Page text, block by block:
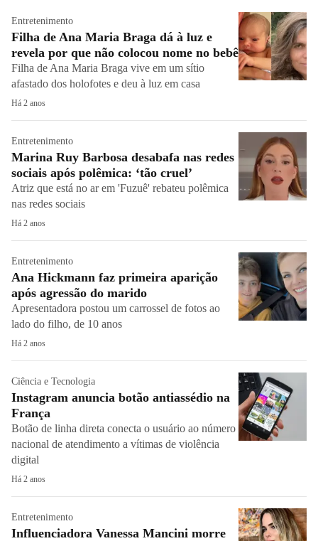
Entretenimento
Filha de Ana Maria Braga dá à luz e
revela por que não colocou nome no bebê
Filha de Ana Maria Braga vive em um sítio
afastado dos holofotes e deu à luz em casa
Há 2 anos
Entretenimento
Marina Ruy Barbosa desabafa nas redes
sociais após polêmica: ‘tão cruel’
Atriz que está no ar em 'Fuzuê' rebateu polêmica
nas redes sociais
Há 2 anos
Entretenimento
Ana Hickmann faz primeira aparição
após agressão do marido
Apresentadora postou um carrossel de fotos ao
lado do filho, de 10 anos
Há 2 anos
Ciência e Tecnologia
Instagram anuncia botão antiassédio na
França
Botão de linha direta conecta o usuário ao número
nacional de atendimento a vítimas de violência
digital
Há 2 anos
Entretenimento
Influenciadora Vanessa Mancini morre